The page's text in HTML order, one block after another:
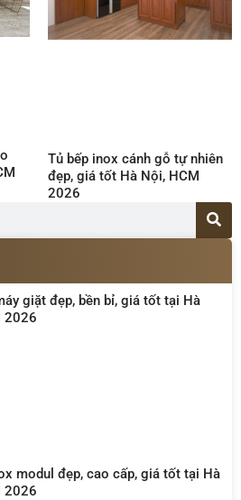
Tủ bếp inox cánh gỗ tự nhiên
đẹp, giá tốt Hà Nội, HCM
2026
giặt đẹp, bền bỉ, giá tốt tại Hà
2026
modul đẹp, cao cấp, giá tốt tại Hà
2026